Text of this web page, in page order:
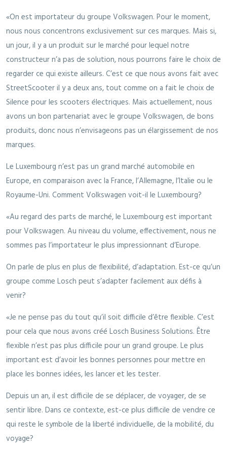
«On est importateur du groupe Volkswagen. Pour le moment,
nous nous concentrons exclusivement sur ces marques. Mais si,
un jour, il y a un produit sur le marché pour lequel notre
constructeur n’a pas de solution, nous pourrons faire le choix de
regarder ce qui existe ailleurs. C’est ce que nous avons fait avec
StreetScooter il y a deux ans, tout comme on a fait le choix de
Silence pour les scooters électriques. Mais actuellement, nous
avons un bon partenariat avec le groupe Volkswagen, de bons
produits, donc nous n’envisageons pas un élargissement de nos
marques.
Le Luxembourg n’est pas un grand marché automobile en
Europe, en comparaison avec la France, l’Allemagne, l’Italie ou le
Royaume-Uni. Comment Volkswagen voit-il le Luxembourg?
«Au regard des parts de marché, le Luxembourg est important
pour Volkswagen. Au niveau du volume, effectivement, nous ne
sommes pas l’importateur le plus impressionnant d’Europe.
On parle de plus en plus de flexibilité, d’adaptation. Est-ce qu’un
groupe comme Losch peut s’adapter facilement aux défis à
venir?
«Je ne pense pas du tout qu’il soit difficile d’être flexible. C’est
pour cela que nous avons créé Losch Business Solutions. Être
flexible n’est pas plus difficile pour un grand groupe. Le plus
important est d’avoir les bonnes personnes pour mettre en
place les bonnes idées, les lancer et les tester.
Depuis un an, il est difficile de se déplacer, de voyager, de se
sentir libre. Dans ce contexte, est-ce plus difficile de vendre ce
qui reste le symbole de la liberté individuelle, de la mobilité, du
voyage?